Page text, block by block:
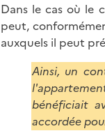
Dans le cas où le
peut,
auxquels il peut
Ainsi, un
bénéficiait
accordée